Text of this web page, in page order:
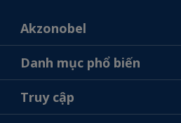
Akzonobel
Giới thiệu về AkzoNobel
Liên hệ chúng tôi
Tìm một cửa hàng
Danh mục phổ biến
Tìm màu sắc
Chọn sản phẩm
Truy cập